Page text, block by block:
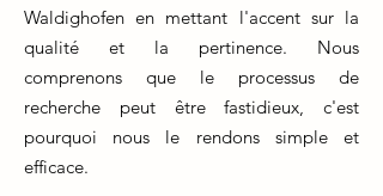
Waldighofen en mettant l'accent sur la
qualité et la pertinence. Nous
comprenons que le processus de
recherche peut être fastidieux, c'est
pourquoi nous le rendons simple et
efficace.